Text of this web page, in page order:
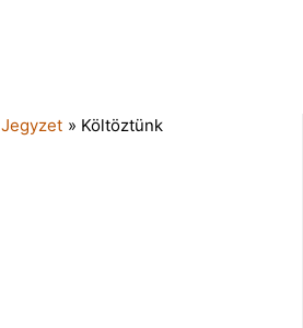
Jegyzet » Költöztünk